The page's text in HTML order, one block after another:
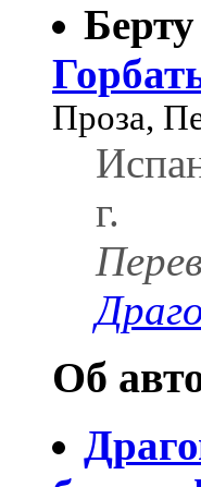
Проза,
г.
Об